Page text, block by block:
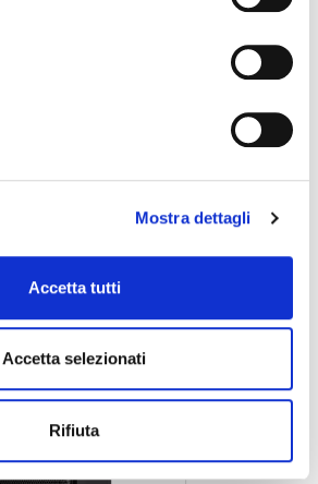
Mostra dettagli
Accetta tutti
Accetta selezionati
Rifiuta
RCF